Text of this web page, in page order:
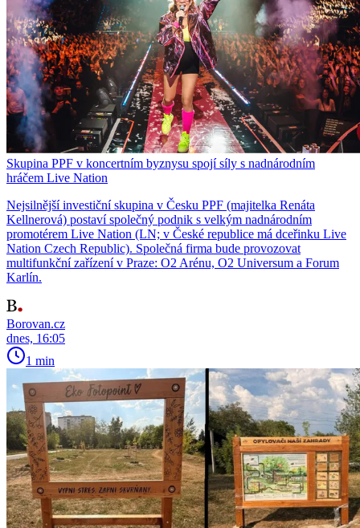
Skupina PPF v koncertním byznysu spojí síly s nadnárodním
hráčem Live Nation
Nejsilnější investiční skupina v Česku PPF (majitelka Renáta
Kellnerová) postaví společný podnik s velkým nadnárodním
promotérem Live Nation (LN; v České republice má dceřinku Live
Nation Czech Republic). Společná firma bude provozovat
multifunkční zařízení v Praze: O2 Arénu, O2 Universum a Forum
Karlín.
Borovan.cz
dnes, 16:05
1 min